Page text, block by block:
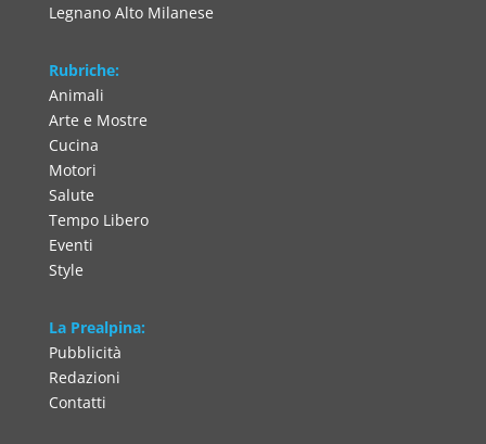
Legnano Alto Milanese
Rubriche:
Animali
Arte e Mostre
Cucina
Motori
Salute
Tempo Libero
Eventi
Style
La Prealpina:
Pubblicità
Redazioni
Contatti